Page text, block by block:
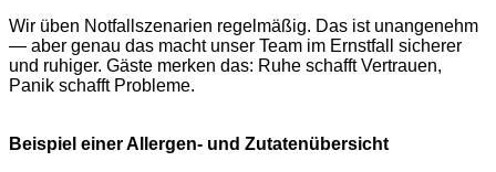
Wir üben Notfallszenarien regelmäßig. Das ist unangenehm
— aber genau das macht unser Team im Ernstfall sicherer
und ruhiger. Gäste merken das: Ruhe schafft Vertrauen,
Panik schafft Probleme.
Beispiel einer Allergen- und Zutatenübersicht